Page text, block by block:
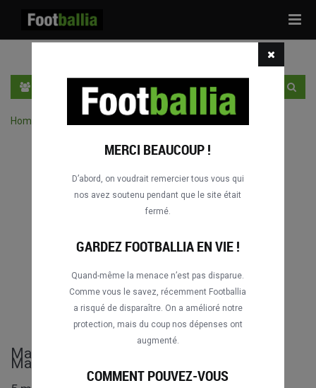
Home
Matches complets de Corazón Classic
Match
MERCI BEAUCOUP !
D’abord, on voudrait remercier tous vous qui
nos avez soutenu pendant que le site était
fermé.
GARDEZ FOOTBALLIA EN VIE !
Quand-même la menace n’est pas disparue.
Comme vous le savez, récemment Footballia
a risqué de disparaître. On a amélioré notre
protection, mais du coup nos dépenses ont
augmenté.
COMMENT POUVEZ-VOUS